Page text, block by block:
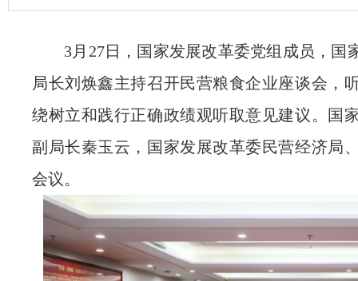
3月27日，国家发展改革委党组成员，国
局长刘焕鑫主持召开民营粮食企业座谈会，
绕树立和践行正确政绩观听取意见建议。国
副局长秦玉云，国家发展改革委民营经济局
会议。